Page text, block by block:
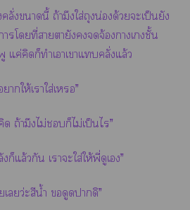
คลั่งานี้ ถ้ามึงใส่ถุงน่องด้วยะเป็นยัง
ารโที่าตายังจ้องาเชั้น
แค่คิดก็ทำเาเาแคลั่งแล้ว
าให้เาใส่เ”
ด ถ้ามึงไม่ก็ไม่เป็นไร”
งก็แล้วกัน เาะใส่ให้พี่ดูเ”
เว่ะสีน้ำ ขอดูดาดิ”